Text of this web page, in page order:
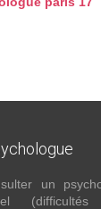
un
(difficultés